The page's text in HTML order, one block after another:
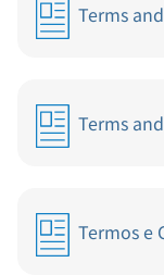
Terms
Terms
Termos e